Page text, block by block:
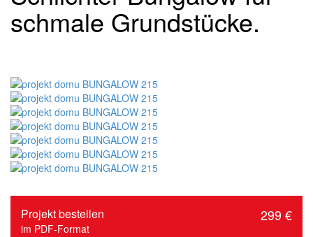
schmale Grundstücke.
Projekt bestellen
im PDF-Format
299 €